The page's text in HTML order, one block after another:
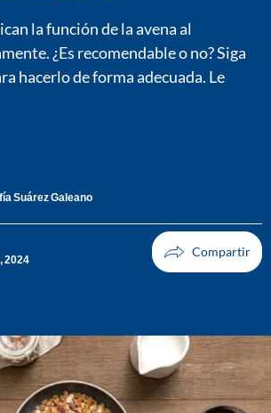
la función de la avena al
¿Es recomendable o no? Siga
hacerlo de forma adecuada. Le
Suárez Galeano
2024